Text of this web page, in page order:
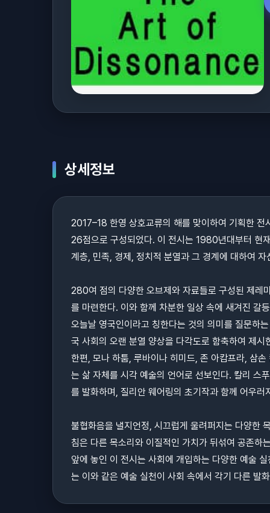
상세정보
2017–18 한영 상호교류의 해를 맞이하여 기획한 전
26점으로 구성되었다. 이 전시는 1980년대부터 현
계층, 민족, 경제, 정치적 분열과 그 경계에 대하여
280여 점의 다양한 오브제와 자료들로 구성된 제레
를 마련한다. 이와 함께 차분한 일상 속에 새겨진 갈
오늘날 영국인이라고 칭한다는 것의 의미를 질문하
국 사회의 오랜 분열 양상을 다각도로 함축하여 제시
한편, 모나 하툼, 루바이나 히미드, 존 아캄프라, 삼
는 삶 자체를 시각 예술의 언어로 선보인다. 칼리 스
를 발화하며, 질리안 웨어링의 초기작과 함께 어우러
불협화음을 낼지언정, 시끄럽게 울려퍼지는 다양한
침은 다른 목소리와 이질적인 가치가 뒤섞여 공존하
앞에 놓인 이 전시는 사회에 개입하는 다양한 예술
는 이와 같은 예술 실천이 사회 속에서 각기 다른 발